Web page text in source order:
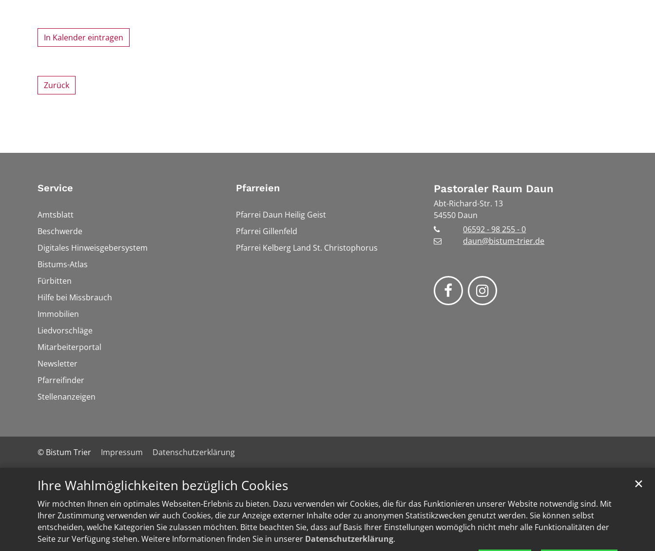
Ihre Wahlmöglichkeiten bezüglich Cookies
Wir möchten Ihnen ein optimales Webseiten-Erlebnis zu bieten. Dazu verwenden wir Cookies, die für das Funktionieren unserer Website notwendig sind. Mit
Ihrer Zustimmung verwenden wir auch Cookies, die zur Anzeige externer Inhalte oder zu anonymen Statistikzwecken genutzt werden. Sie können selbst
entscheiden, welche Kategorien Sie zulassen möchten. Bitte beachten Sie, dass auf Basis Ihrer Einstellungen womöglich nicht mehr alle Funktionalitäten der
Seite zur Verfügung stehen. Weitere Informationen finden Sie in unserer Datenschutzerklärung.
✕
In Kalender eintragen
Zurück
Service
Amtsblatt
Beschwerde
Digitales Hinweisgebersystem
Bistums-Atlas
Fürbitten
Hilfe bei Missbrauch
Immobilien
Liedvorschläge
Mitarbeiterportal
Newsletter
Pfarreifinder
Stellenanzeigen
Pfarreien
Pfarrei Daun Heilig Geist
Pfarrei Gillenfeld
Pfarrei Kelberg Land St. Christophorus
Pastoraler Raum Daun
Abt-Richard-Str. 13
54550 Daun
06592 - 98 255 - 0
daun@bistum-trier.de
© Bistum Trier Impressum Datenschutzerklärung